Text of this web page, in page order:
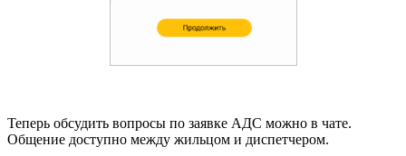
Теперь обсудить вопросы по заявке АДС можно в чате.
Общение доступно между жильцом и диспетчером.